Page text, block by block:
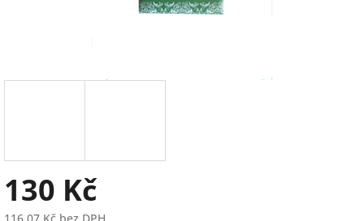
130 Kč
116,07 Kč bez DPH